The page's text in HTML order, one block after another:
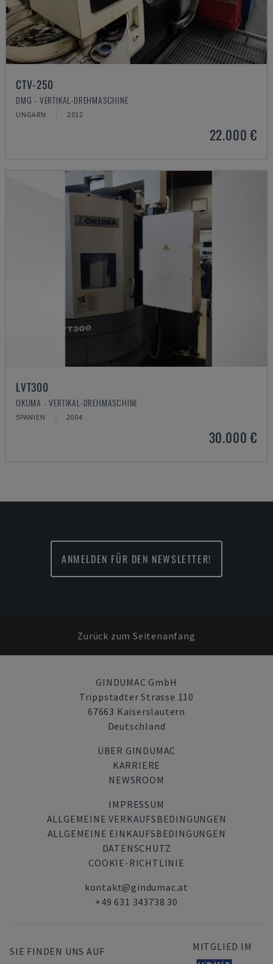
CTV-250
DMG - VERTIKAL-DREHMASCHINE
UNGARN 2012
22.000 €
LVT300
OKUMA - VERTIKAL-DREHMASCHINE
SPANIEN 2004
30.000 €
ANMELDEN FÜR DEN NEWSLETTER!
Zurück zum Seitenanfang
GINDUMAC GmbH
Trippstadter Strasse 110
67663 Kaiserslautern
Deutschland
ÜBER GINDUMAC
KARRIERE
NEWSROOM
IMPRESSUM
ALLGEMEINE VERKAUFSBEDINGUNGEN
ALLGEMEINE EINKAUFSBEDINGUNGEN
DATENSCHUTZ
COOKIE-RICHTLINIE
kontakt@gindumac.at
+49 631 343738 30
SIE FINDEN UNS AUF MITGLIED IM